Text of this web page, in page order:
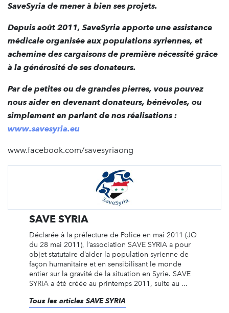
SaveSyria de mener à bien ses projets.
Depuis août 2011, SaveSyria apporte une assistance
médicale organisée aux populations syriennes, et
achemine des cargaisons de première nécessité grâce
à la générosité de ses donateurs.
Par de petites ou de grandes pierres, vous pouvez
nous aider en devenant donateurs, bénévoles, ou
simplement en parlant de nos réalisations :
www.savesyria.eu
www.facebook.com/savesyriaong
SAVE SYRIA
Déclarée à la préfecture de Police en mai 2011 (JO
du 28 mai 2011), l’association SAVE SYRIA a pour
objet statutaire d’aider la population syrienne de
façon humanitaire et en sensibilisant le monde
entier sur la gravité de la situation en Syrie. SAVE
SYRIA a été créée au printemps 2011, suite au ...
Tous les articles SAVE SYRIA